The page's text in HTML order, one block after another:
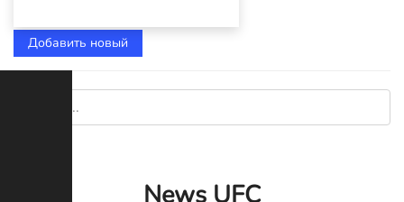
Добавить новый
News UFC